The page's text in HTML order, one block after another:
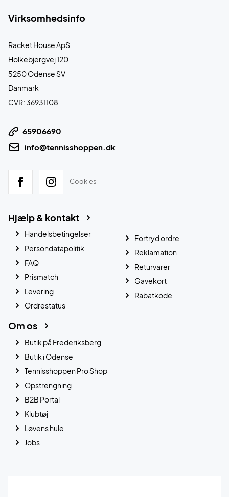
Virksomhedsinfo
Racket House ApS
Holkebjergvej 120
5250 Odense SV
Danmark
CVR: 36931108
65906690
info@tennisshoppen.dk
Cookies
Hjælp & kontakt
Handelsbetingelser
Persondatapolitik
FAQ
Prismatch
Levering
Ordrestatus
Fortryd ordre
Reklamation
Returvarer
Gavekort
Rabatkode
Om os
Butik på Frederiksberg
Butik i Odense
Tennisshoppen Pro Shop
Opstrengning
B2B Portal
Klubtøj
Løvens hule
Jobs